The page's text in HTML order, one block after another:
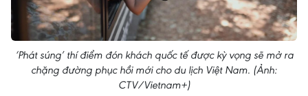
‘Phát súng’ thí điểm đón khách quốc tế được kỳ vọng sẽ mở ra
chặng đường phục hồi mới cho du lịch Việt Nam. (Ảnh:
CTV/Vietnam+)